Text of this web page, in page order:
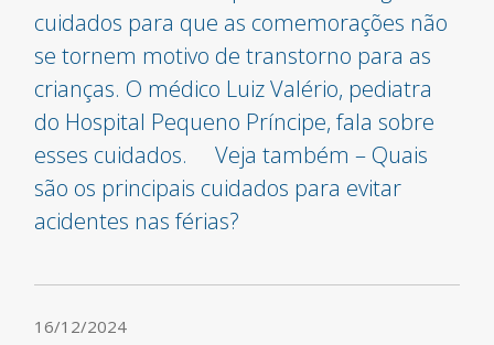
cuidados para que as comemorações não
se tornem motivo de transtorno para as
crianças. O médico Luiz Valério, pediatra
do Hospital Pequeno Príncipe, fala sobre
esses cuidados. Veja também – Quais
são os principais cuidados para evitar
acidentes nas férias?
16/12/2024